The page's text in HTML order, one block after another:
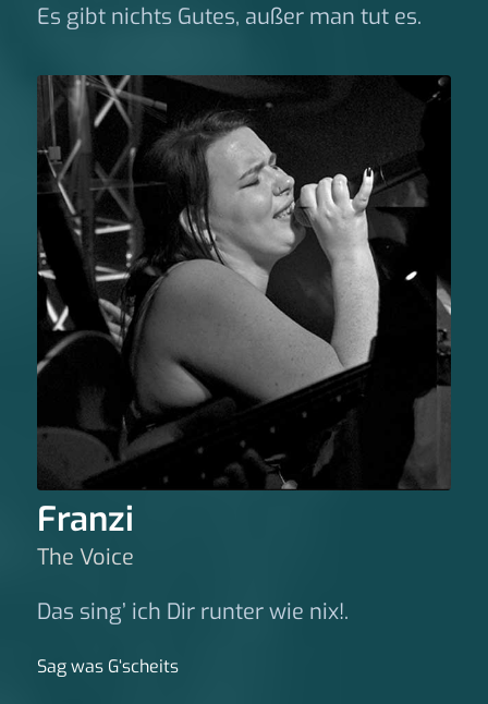
Es gibt nichts Gutes, außer man tut es.
Franzi
The Voice
Das sing’ ich Dir runter wie nix!.
Sag was G‘scheits